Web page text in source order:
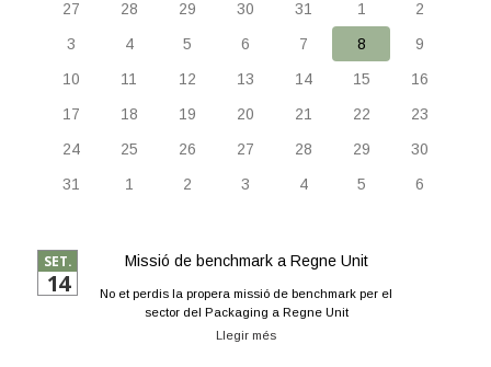
27 28 29 30 31 1
2
3
4 5 6 7 8
9
10
11 12 13 14 15
16
17
18 19 20 21 22
23
24
25 26 27 28 29
30
31
1 2 3 4 5 6
SET.
14
Missió de benchmark a Regne Unit
No et perdis la propera missió de benchmark per el
sector del Packaging a Regne Unit
Llegir més